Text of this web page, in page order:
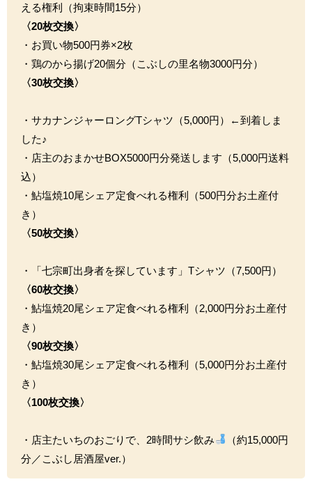
える権利（拘束時間15分）
〈20枚交換〉
・お買い物500円券×2枚
・鶏のから揚げ20個分（こぶしの里名物3000円分）
〈30枚交換〉
・サカナンジャーロングTシャツ（5,000円）←到着しま
した♪
・店主のおまかせBOX5000円分発送します（5,000円送料
込）
・鮎塩焼10尾シェア定食べれる権利（500円分お土産付
き）
〈50枚交換〉
・「七宗町出身者を探しています」Tシャツ（7,500円）
〈60枚交換〉
・鮎塩焼20尾シェア定食べれる権利（2,000円分お土産付
き）
〈90枚交換〉
・鮎塩焼30尾シェア定食べれる権利（5,000円分お土産付
き）
〈100枚交換〉
・店主たいちのおごりで、2時間サシ飲み
（約15,000円
分／こぶし居酒屋ver.）